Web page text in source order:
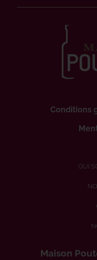
Conditions
QUI
Maison